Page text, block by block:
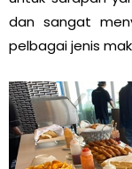
dan sangat
pelbagai jenis